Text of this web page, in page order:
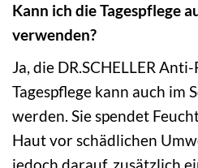
Kann ich die Tagespflege
verwenden?
Ja, die DR.SCHELLER
Tagespflege kann auch im
werden. Sie spendet
Haut vor schädlichen